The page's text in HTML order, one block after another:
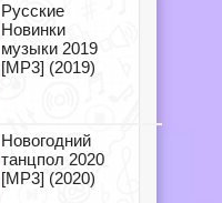
Русские
Новинки
музыки 2019
[MP3] (2019)
Новогодний
танцпол 2020
[MP3] (2020)